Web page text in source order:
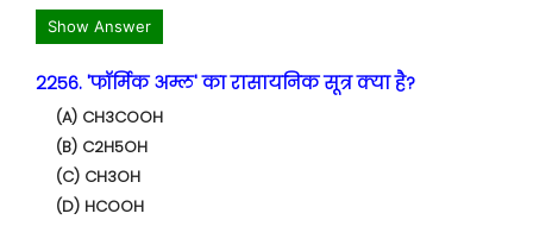
Show Answer
2256. 'फॉर्मिक अम्ल' का रासायनिक सूत्र क्या है?
(A) CH3COOH
(B) C2H5OH
(C) CH3OH
(D) HCOOH